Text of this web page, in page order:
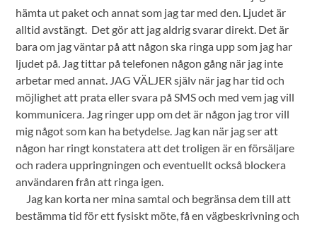
hämta ut paket och annat som jag tar med den. Ljudet är
alltid avstängt. Det gör att jag aldrig svarar direkt. Det är
bara om jag väntar på att någon ska ringa upp som jag har
ljudet på. Jag tittar på telefonen någon gång när jag inte
arbetar med annat. JAG VÄLJER själv när jag har tid och
möjlighet att prata eller svara på SMS och med vem jag vill
kommunicera. Jag ringer upp om det är någon jag tror vill
mig något som kan ha betydelse. Jag kan när jag ser att
någon har ringt konstatera att det troligen är en försäljare
och radera uppringningen och eventuellt också blockera
användaren från att ringa igen.
Jag kan korta ner mina samtal och begränsa dem till att
bestämma tid för ett fysiskt möte, få en vägbeskrivning och